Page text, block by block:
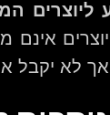
ליוצרים
לא יקבל את